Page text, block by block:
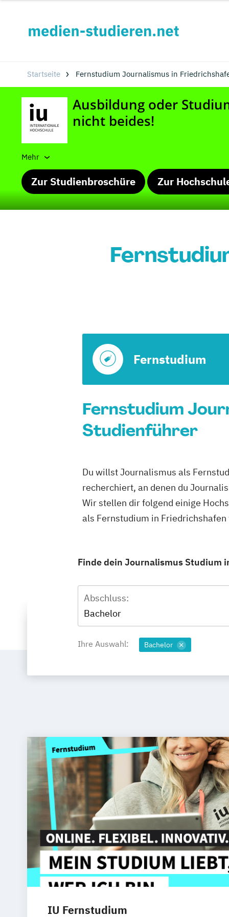
Startseite Fernstudium Journalismus in
Mehr
Zur Studienbroschüre Zur
Fernstudium
Fernstudium
Studienführer
Du willst Journalismus als
recherchiert, an denen du
Wir stellen dir folgend einige
als Fernstudium in
Finde dein Journalismus Studium
Abschluss:
Bachelor
Ihre Auswahl: Bachelor
IU Fernstudium